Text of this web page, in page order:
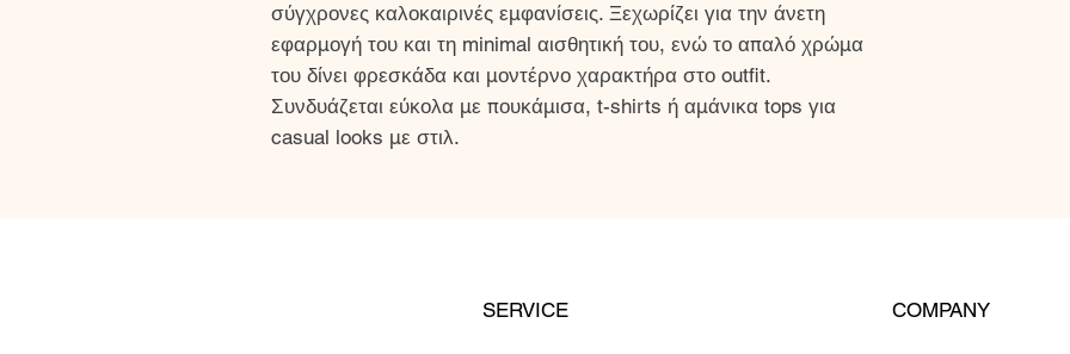
σύγχρονες καλοκαιρινές εμφανίσεις. Ξεχωρίζει για την άνετη
εφαρμογή του και τη minimal αισθητική του, ενώ το απαλό χρώμα
του δίνει φρεσκάδα και μοντέρνο χαρακτήρα στο outfit.
Συνδυάζεται εύκολα με πουκάμισα, t-shirts ή αμάνικα tops για
casual looks με στιλ.
SERVICE COMPANY